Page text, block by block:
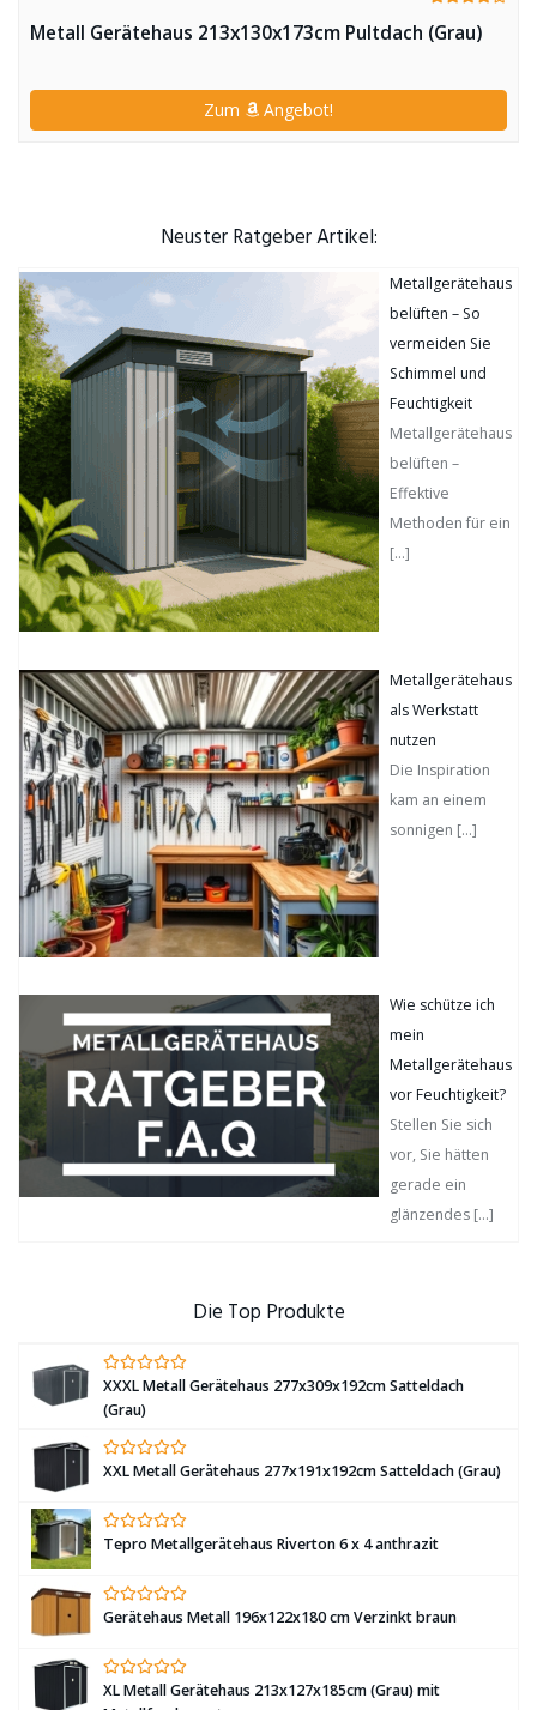
Metall Gerätehaus 213x130x173cm Pultdach (Grau)
Zum Angebot!
Neuster Ratgeber Artikel:
Metallgerätehaus
belüften – So
vermeiden Sie
Schimmel und
Feuchtigkeit
Metallgerätehaus
belüften –
Effektive
Methoden für ein
[…]
Metallgerätehaus
als Werkstatt
nutzen
Die Inspiration
kam an einem
sonnigen […]
Wie schütze ich
mein
Metallgerätehaus
vor Feuchtigkeit?
Stellen Sie sich
vor, Sie hätten
gerade ein
glänzendes […]
Die Top Produkte
XXXL Metall Gerätehaus 277x309x192cm Satteldach
(Grau)
XXL Metall Gerätehaus 277x191x192cm Satteldach (Grau)
Tepro Metallgerätehaus Riverton 6 x 4 anthrazit
Gerätehaus Metall 196x122x180 cm Verzinkt braun
XL Metall Gerätehaus 213x127x185cm (Grau) mit